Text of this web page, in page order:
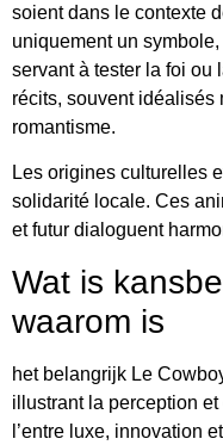
soient dans le contexte
uniquement un
servant à tester la foi ou
récits, souvent idéalisés
romantisme.
Les origines culturelles
solidarité locale. Ces
et futur dialoguent
Wat is
waarom is
het belangrijk Le
illustrant la perception et
l’entre luxe, innovation